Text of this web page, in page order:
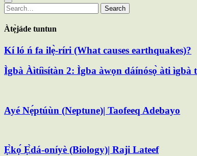
Search
for:
Search
Àtẹ̀jáde tuntun
Kí ló ń fa ilẹ̀-ríri (What causes earthquakes)?
Ìgbà Àìtíìsítàn 2: Ìgba àwọn dáínósọ̀ àti ìgbà
Ayé Nẹ́ptúùn (Neptune)| Taofeeq Adebayo
Ẹ̀kọ́ Ẹ̀dá-oníyè (Biology)| Raji Lateef